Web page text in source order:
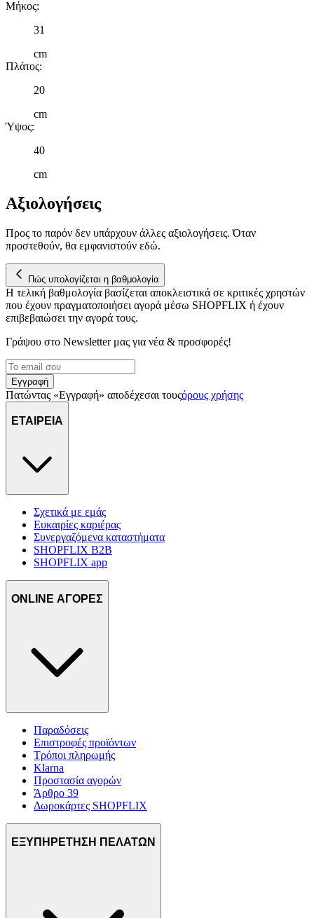
Μήκος:
31
cm
Πλάτος:
20
cm
Ύψος:
40
cm
Αξιολογήσεις
Προς το παρόν δεν υπάρχουν άλλες αξιολογήσεις. Όταν
προστεθούν, θα εμφανιστούν εδώ.
Πώς υπολογίζεται η βαθμολογία
Η τελική βαθμολογία βασίζεται αποκλειστικά σε κριτικές χρηστών
που έχουν πραγματοποιήσει αγορά μέσω SHOPFLIX ή έχουν
επιβεβαιώσει την αγορά τους.
Γράψου στο Νewsletter μας για νέα & προσφορές!
Εγγραφή
Πατώντας «Εγγραφή» αποδέχεσαι τουςόρους χρήσης
ΕΤΑΙΡΕΙΑ
Σχετικά με εμάς
Ευκαιρίες καριέρας
Συνεργαζόμενα καταστήματα
SHOPFLIX B2B
SHOPFLIX app
ONLINE ΑΓΟΡΕΣ
Παραδόσεις
Επιστροφές προϊόντων
Τρόποι πληρωμής
Klarna
Προστασία αγορών
Άρθρο 39
Δωροκάρτες SHOPFLIX
ΕΞΥΠΗΡΕΤΗΣΗ ΠΕΛΑΤΩΝ